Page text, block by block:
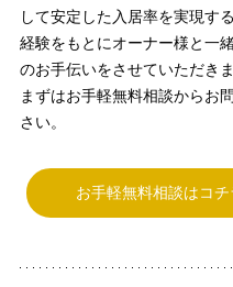
して安定した入居率を実現す
経験をもとにオーナー様と一
のお手伝いをさせていただきま
まずはお手軽無料相談からお
さい。
お手軽無料相談はコチ